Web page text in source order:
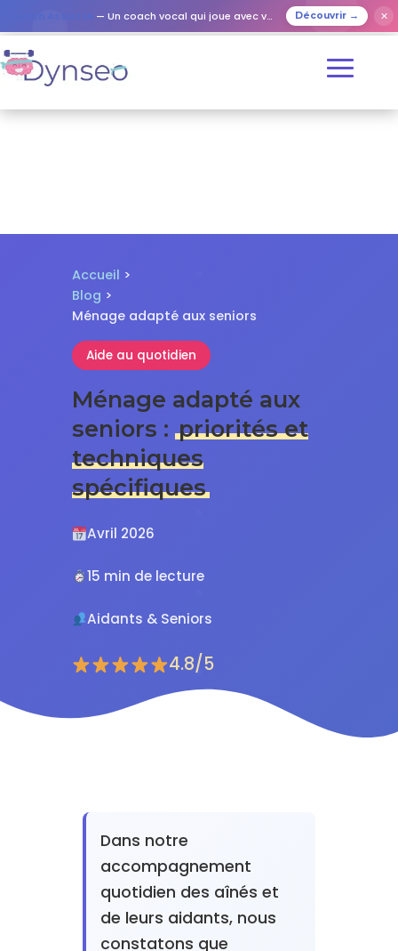
— Un coach vocal qui joue avec vos proches Découvrir → ✕
Accueil >
Blog >
Ménage adapté aux seniors
Aide au quotidien
Ménage adapté aux
seniors : priorités et
techniques
spécifiques
Avril 2026
15 min de lecture
Aidants & Seniors
4.8/5
Dans notre
accompagnement
quotidien des aînés et
de leurs aidants, nous
constatons que